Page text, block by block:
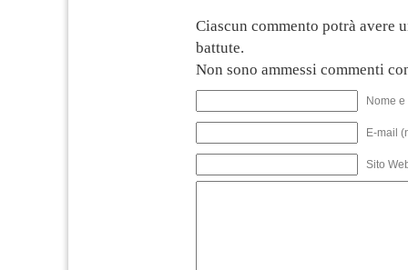
Ciascun commento potrà avere
battute.
Non sono ammessi commenti
Nome
E-mail
Sito